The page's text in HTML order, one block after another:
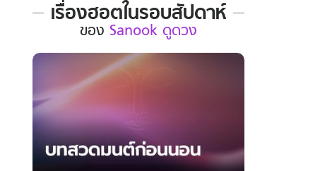
เรื่องฮอตในรอบสัปดาห์
เรื่อง
ใน
รอบ
ของ
Sanook
ดูด
ของ Sanook ดูดวง